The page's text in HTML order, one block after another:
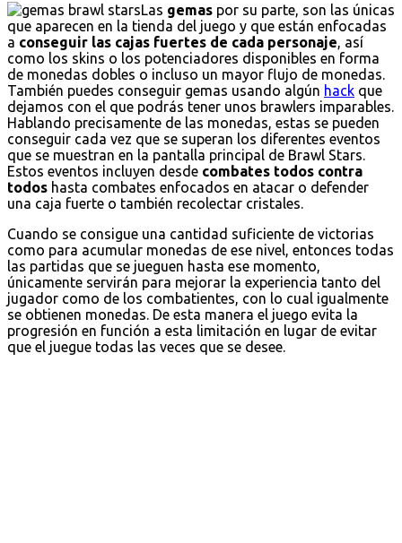
Las gemas por su parte, son las únicas
que aparecen en la tienda del juego y que están enfocadas
a conseguir las cajas fuertes de cada personaje , así
como los skins o los potenciadores disponibles en forma
de monedas dobles o incluso un mayor flujo de monedas.
También puedes conseguir gemas usando algún hack que
dejamos con el que podrás tener unos brawlers imparables.
Hablando precisamente de las monedas, estas se pueden
conseguir cada vez que se superan los diferentes eventos
que se muestran en la pantalla principal de Brawl Stars.
Estos eventos incluyen desde combates todos contra
todos hasta combates enfocados en atacar o defender
una caja fuerte o también recolectar cristales.
Cuando se consigue una cantidad suficiente de victorias
como para acumular monedas de ese nivel, entonces todas
las partidas que se jueguen hasta ese momento,
únicamente servirán para mejorar la experiencia tanto del
jugador como de los combatientes, con lo cual igualmente
se obtienen monedas. De esta manera el juego evita la
progresión en función a esta limitación en lugar de evitar
que el juegue todas las veces que se desee.